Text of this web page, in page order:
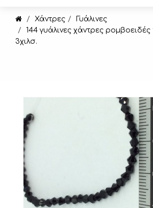
Χάντρες
Γυάλινες
144 γυάλινες χάντρες
3χιλσ.